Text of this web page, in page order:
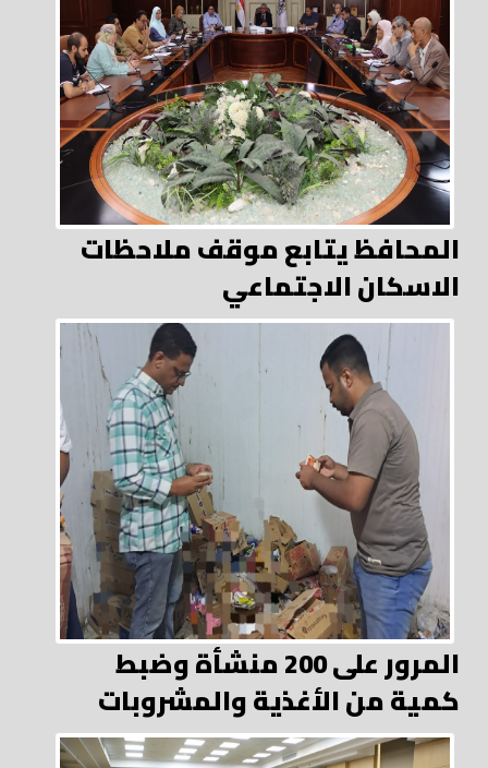
المحافظ يتابع موقف ملاحظات
الاسكان الاجتماعي
المرور على 200 منشأة وضبط
كمية من الأغذية والمشروبات